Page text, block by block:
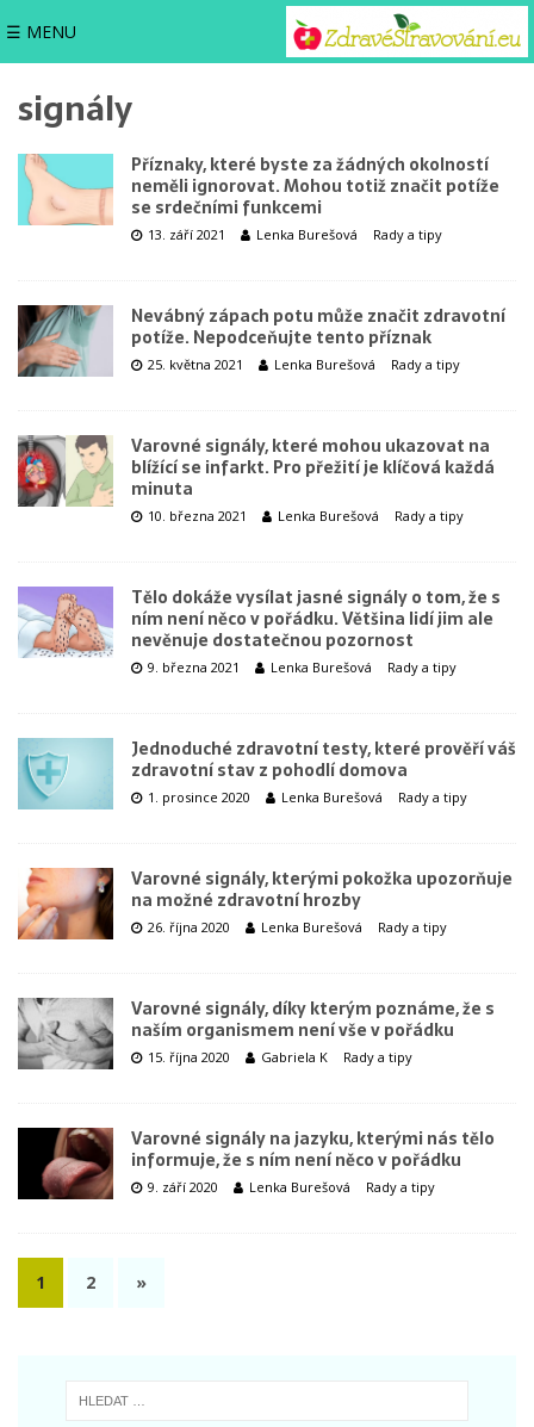
☰ MENU
signály
Příznaky, které byste za žádných okolností
neměli ignorovat. Mohou totiž značit potíže
se srdečními funkcemi
13. září 2021 Lenka Burešová Rady a tipy
Nevábný zápach potu může značit zdravotní
potíže. Nepodceňujte tento příznak
25. května 2021 Lenka Burešová Rady a tipy
Varovné signály, které mohou ukazovat na
blížící se infarkt. Pro přežití je klíčová každá
minuta
10. března 2021 Lenka Burešová Rady a tipy
Tělo dokáže vysílat jasné signály o tom, že s
ním není něco v pořádku. Většina lidí jim ale
nevěnuje dostatečnou pozornost
9. března 2021 Lenka Burešová Rady a tipy
Jednoduché zdravotní testy, které prověří váš
zdravotní stav z pohodlí domova
1. prosince 2020 Lenka Burešová Rady a tipy
Varovné signály, kterými pokožka upozorňuje
na možné zdravotní hrozby
26. října 2020 Lenka Burešová Rady a tipy
Varovné signály, díky kterým poznáme, že s
naším organismem není vše v pořádku
15. října 2020 Gabriela K Rady a tipy
Varovné signály na jazyku, kterými nás tělo
informuje, že s ním není něco v pořádku
9. září 2020 Lenka Burešová Rady a tipy
1 2 »